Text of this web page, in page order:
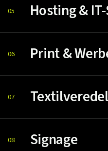
05 Hosting &
06 Print &
07
08 Signage